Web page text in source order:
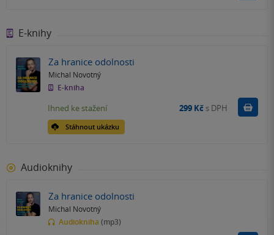
E-knihy
Za hranice odolnosti
Michal Novotný
E-kniha
Stáhnout ukázku
Ihned ke stažení 299 Kč s DPH Koupit
Audioknihy
Za hranice odolnosti
Michal Novotný
Audiokniha (mp3)